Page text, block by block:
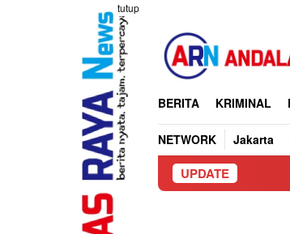
tutup
BERITA KRIMINAL
NETWORK Jakarta
UPDATE